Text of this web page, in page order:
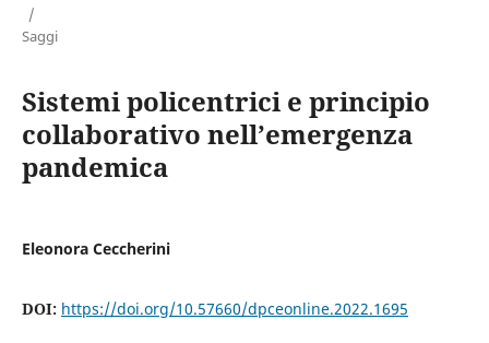
/
Saggi
Sistemi policentrici e principio
collaborativo nell’emergenza
pandemica
Eleonora Ceccherini
DOI: https://doi.org/10.57660/dpceonline.2022.1695